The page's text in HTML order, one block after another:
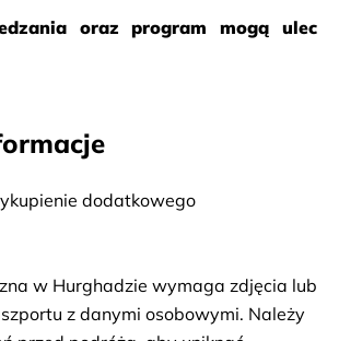
oraz program mogą ulec
dodatkowego
w Hurghadzie wymaga zdjęcia lub
z danymi osobowymi. Należy